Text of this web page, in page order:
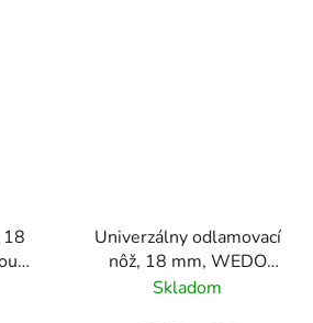
18
Univerzálny odlamovací
nôž, 18 mm, WEDO
"Standard", červená
Skladom